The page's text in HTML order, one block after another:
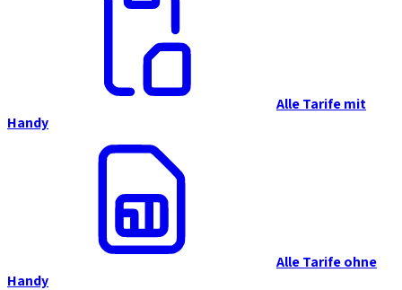
Alle Tarife mit
Handy
Alle Tarife ohne
Handy